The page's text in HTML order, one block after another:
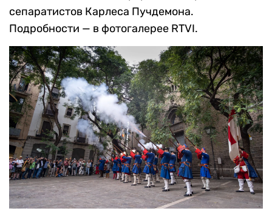
сепаратистов Карлеса Пучдемона.
Подробности — в фотогалерее RTVI.